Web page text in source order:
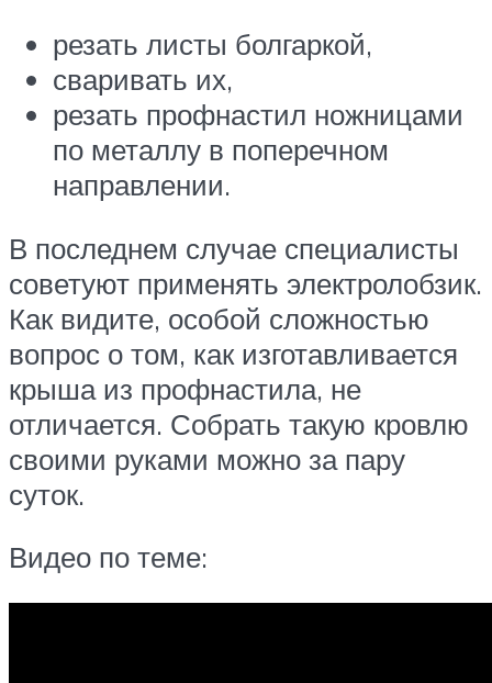
резать листы болгаркой,
сваривать их,
резать профнастил ножницами
по металлу в поперечном
направлении.
В последнем случае специалисты
советуют применять электролобзик.
Как видите, особой сложностью
вопрос о том, как изготавливается
крыша из профнастила, не
отличается. Собрать такую кровлю
своими руками можно за пару
суток.
Видео по теме: